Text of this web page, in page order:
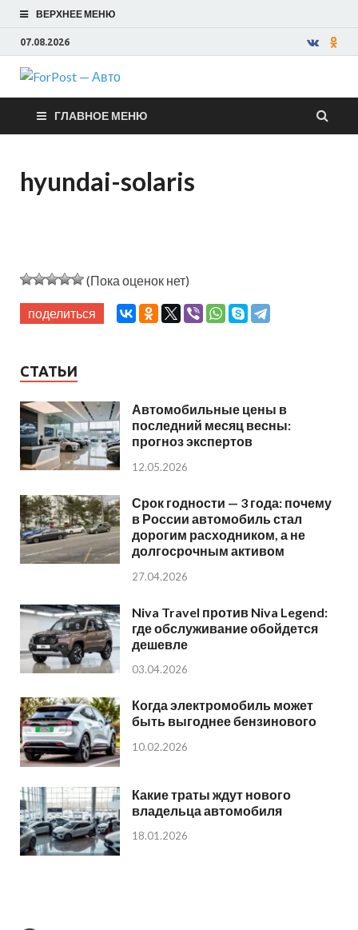
ВЕРХНЕЕ МЕНЮ
07.08.2026
ForPost —
Авто
ГЛАВНОЕ МЕНЮ
hyundai-solaris
(Пока оценок нет)
поделиться
СТАТЬИ
Автомобильные цены в
последний месяц весны:
прогноз экспертов
12.05.2026
Срок годности — 3 года: почему
в России автомобиль стал
дорогим расходником, а не
долгосрочным активом
27.04.2026
Niva Travel против Niva Legend:
где обслуживание обойдется
дешевле
03.04.2026
Когда электромобиль может
быть выгоднее бензинового
10.02.2026
Какие траты ждут нового
владельца автомобиля
18.01.2026